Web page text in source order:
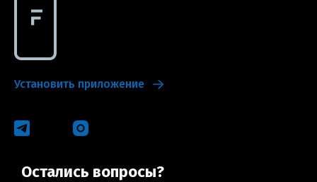
Установить приложение
Остались вопросы?